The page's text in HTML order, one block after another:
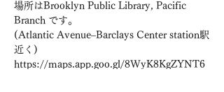
場所はBrooklyn Public Library, Pacific
Branch です。
(Atlantic Avenue–Barclays Center station駅
近く)
https://maps.app.goo.gl/8WyK8KgZYNT6